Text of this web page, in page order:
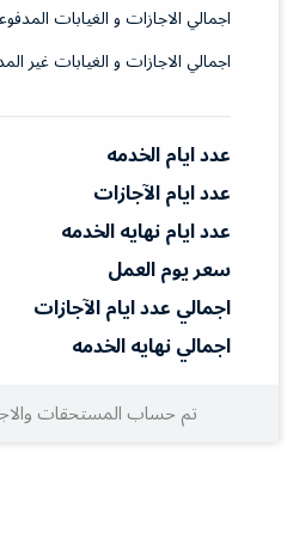
اجمالي الاجازات و الغيابات
اجمالي الاجازات و الغيابات غير
عدد ايام الخدمه
عدد ايام الآجازات
عدد ايام نهايه الخدمه
سعر يوم العمل
اجمالي عدد ايام الآجازات
اجمالي نهايه الخدمه
تم حساب المستحقات